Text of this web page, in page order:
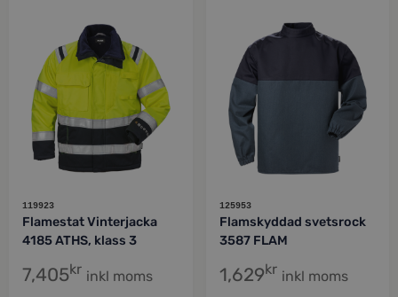
119923
Flamestat Vinterjacka
4185 ATHS, klass 3
7,405kr inkl moms
125953
Flamskyddad svetsrock
3587 FLAM
1,629kr inkl moms